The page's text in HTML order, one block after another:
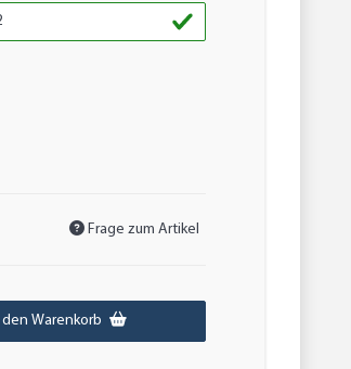
Frage zum Artikel
den Warenkorb